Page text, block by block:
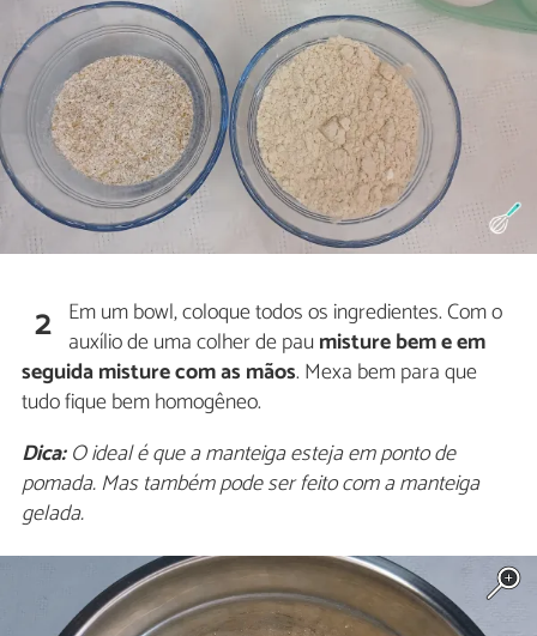
2 Em um bowl, coloque todos os ingredientes. Com o
auxílio de uma colher de paumisture bem e em
seguida misture com as mãos. Mexa bem para que
tudo fique bem homogêneo.
Dica:O ideal é que a manteiga esteja em ponto de
pomada. Mas também pode ser feito com a manteiga
gelada.